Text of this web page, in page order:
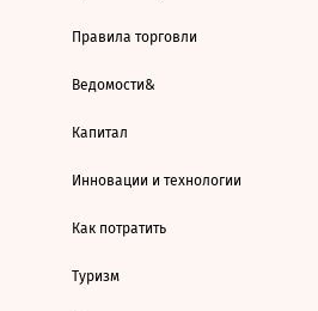
Правила торговли
Ведомости&
Капитал
Инновации и технологии
Как потратить
Туризм